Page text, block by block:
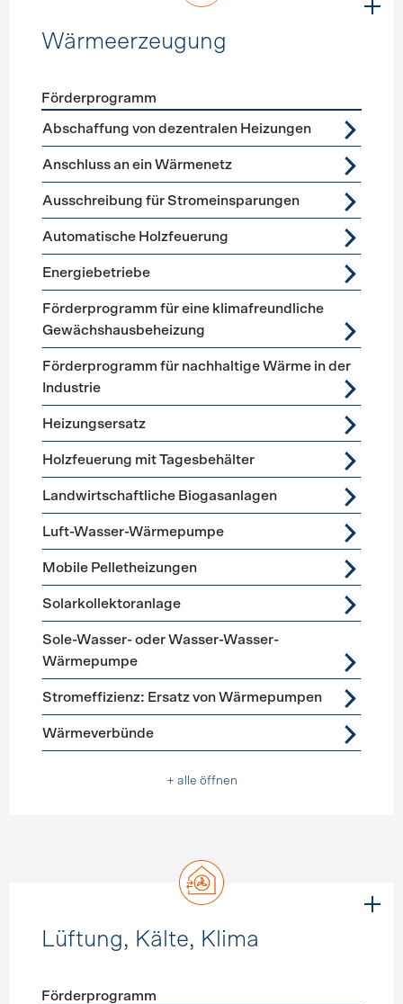
Wärmeerzeugung
Förderprogramme Wärmeerzeugung
Förderprogramm
Abschaffung von dezentralen Heizungen
Anschluss an ein Wärmenetz
Ausschreibung für Stromeinsparungen
Automatische Holzfeuerung
Energiebetriebe
Förderprogramm für eine klimafreundliche
Gewächshausbeheizung
Förderprogramm für nachhaltige Wärme in der
Industrie
Heizungsersatz
Holzfeuerung mit Tagesbehälter
Landwirtschaftliche Biogasanlagen
Luft-Wasser-Wärmepumpe
Mobile Pelletheizungen
Solarkollektoranlage
Sole-Wasser- oder Wasser-Wasser-
Wärmepumpe
Stromeffizienz: Ersatz von Wärmepumpen
Wärmeverbünde
+ alle öffnen
Lüftung, Kälte, Klima
Förderprogramm